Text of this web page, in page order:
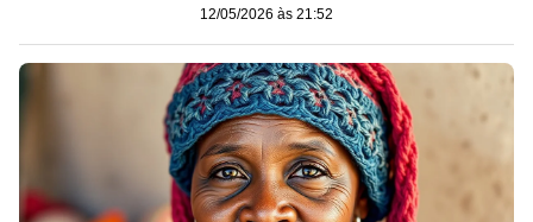
12/05/2026 às 21:52